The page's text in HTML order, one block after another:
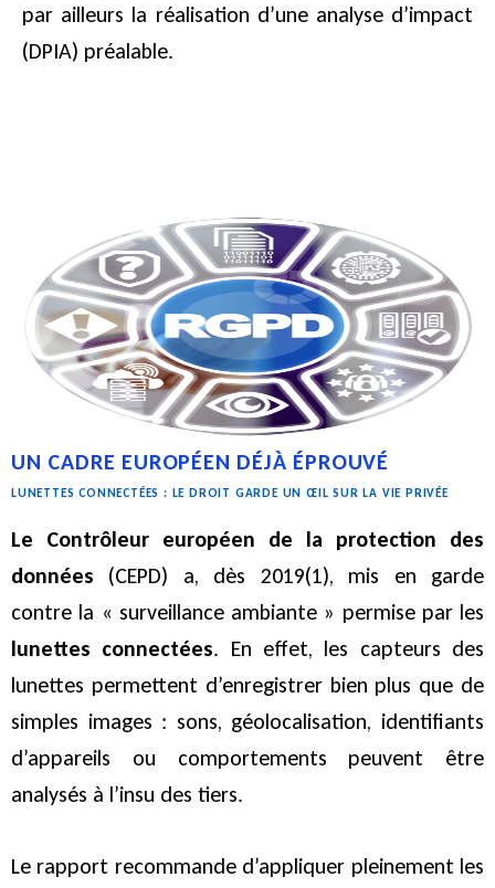
par ailleurs la réalisation d’une analyse d’impact
(DPIA) préalable.
UN CADRE EUROPÉEN DÉJÀ ÉPROUVÉ
LUNETTES CONNECTÉES : LE DROIT GARDE UN ŒIL SUR LA VIE PRIVÉE
Le Contrôleur européen de la protection des
données (CEPD) a, dès 2019(1), mis en garde
contre la « surveillance ambiante » permise par les
lunettes connectées. En effet, les capteurs des
lunettes permettent d’enregistrer bien plus que de
simples images : sons, géolocalisation, identifiants
d’appareils ou comportements peuvent être
analysés à l’insu des tiers.
Le rapport recommande d’appliquer pleinement les